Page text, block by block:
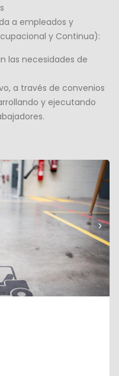
a empleados y
y Continua):
las necesidades de
a través de convenios
y ejecutando